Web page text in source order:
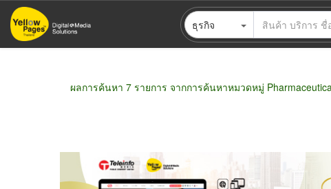
ข้าม
ไป
ธุรกิจ
ผลการค้นหา 7 รายการ จากการค้นหาหมวดหมู่
ขายส่ง ขายปลีก ผู้ผลิต ตัวแทนจัดจำหน่าย